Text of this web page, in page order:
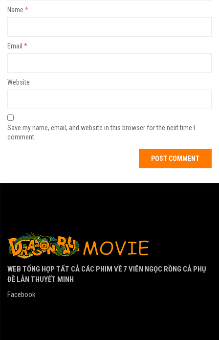
Name *
Email *
Website
Save my name, email, and website in this browser for the next time I
comment.
WEB TỔNG HỢP TẤT CẢ CÁC PHIM VỀ 7 VIÊN NGỌC RỒNG CẢ PHỤ
ĐỀ LẪN THUYẾT MINH
Facebook